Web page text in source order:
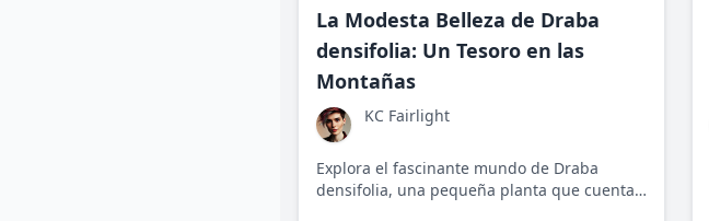
La Modesta Belleza de Draba
densifolia: Un Tesoro en las
Montañas
KC Fairlight
Explora el fascinante mundo de Draba
densifolia, una pequeña planta que cuenta